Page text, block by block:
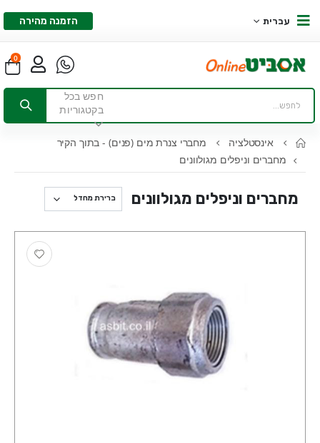
עברית הזמנה מהירה
0
חפש בכל
בקטגוריות
אינסטלציה
מחברי צנרת מים (פנים) - בתוך הקיר
מחברים וניפלים מגולוונים
מחברים וניפלים מגולוונים